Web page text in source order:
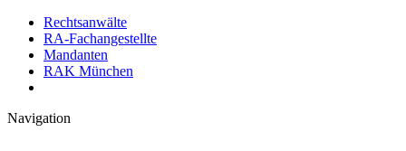
Rechtsanwälte
RA-Fachangestellte
Mandanten
RAK München
Navigation